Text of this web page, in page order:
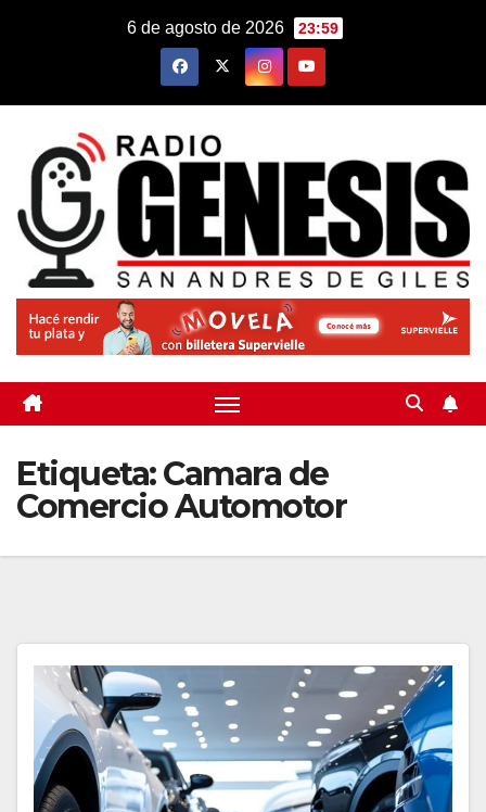
6 de agosto de 2026 23:59
Etiqueta:Camara de
Comercio Automotor